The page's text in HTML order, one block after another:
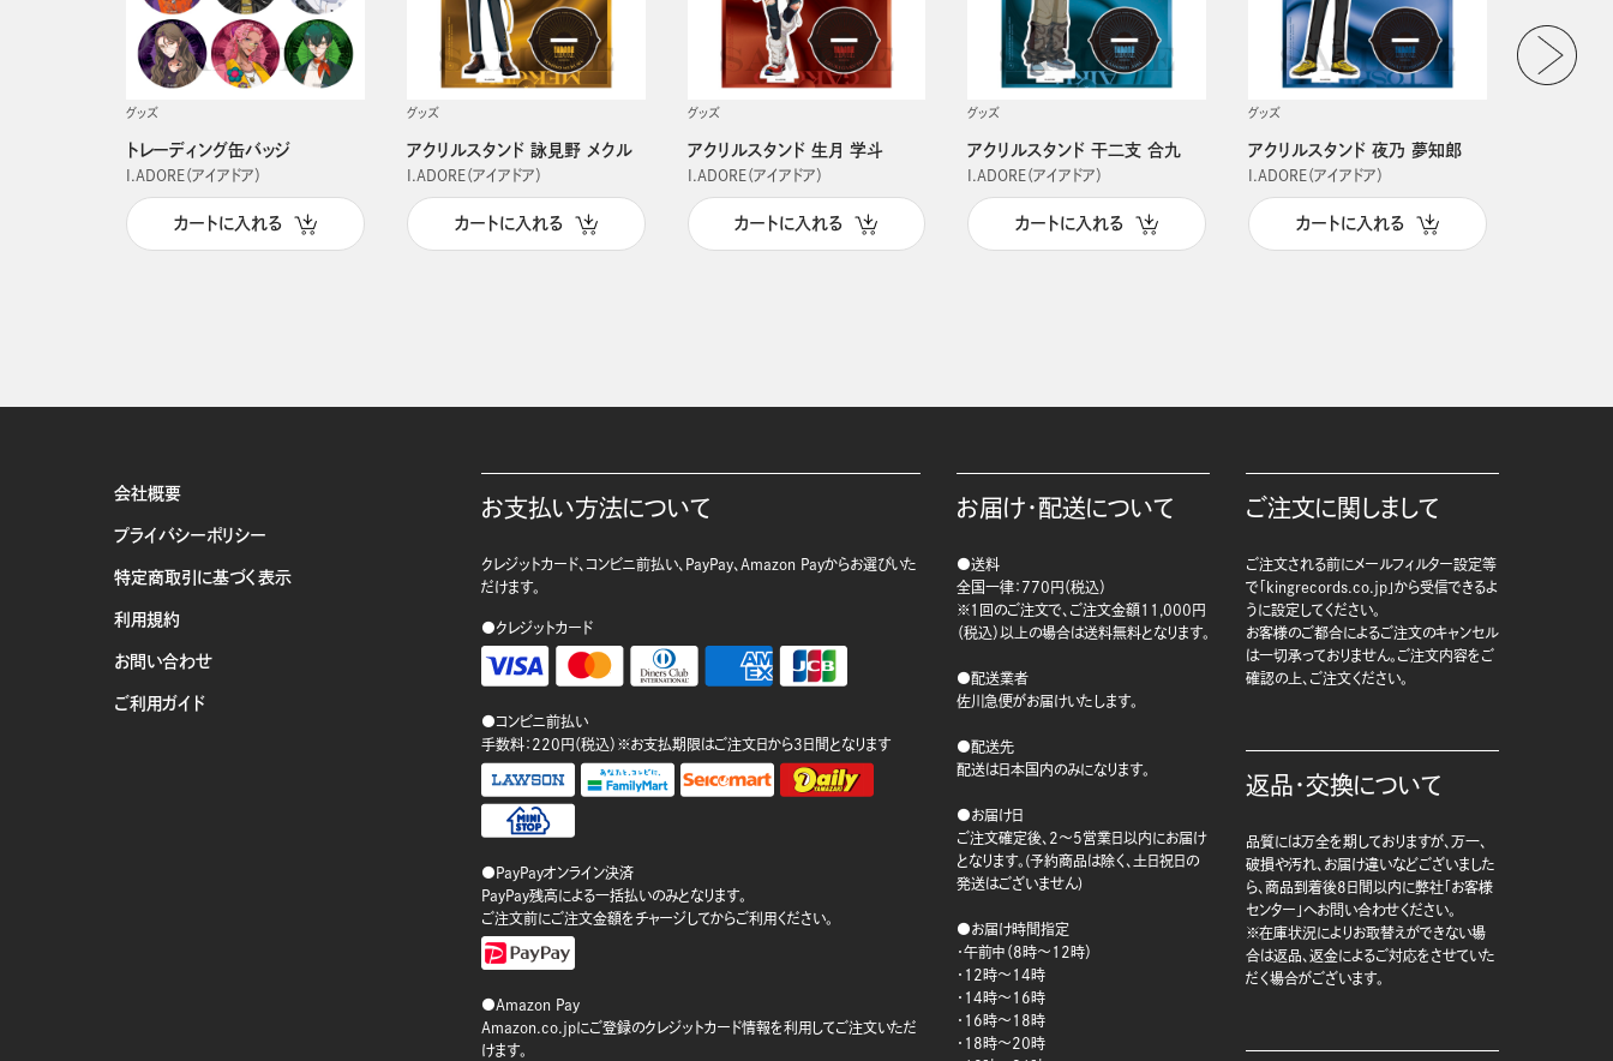
グッズ
トレーディング缶バッジ
I.ADORE（アイアドア）
カートに入れる
グッズ
アクリルスタンド 詠見野 メクル
I.ADORE（アイアドア）
カートに入れる
グッズ
アクリルスタンド 生月 学斗
I.ADORE（アイアドア）
カートに入れる
グッズ
アクリルスタンド 干二支 合九
I.ADORE（アイアドア）
カートに入れる
グッズ
アクリルスタンド 夜乃 夢知郎
I.ADORE（アイアドア）
カートに入れる
会社概要
プライバシーポリシー
特定商取引に基づく表示
利用規約
お問い合わせ
ご利用ガイド
お支払い方法について
クレジットカード、コンビニ前払い、PayPay、Amazon Payからお選びいた
だけます。
●クレジットカード
●コンビニ前払い
手数料：220円（税込）※お支払期限はご注文日から3日間となります
●PayPayオンライン決済
PayPay残高による一括払いのみとなります。
ご注文前にご注文金額をチャージしてからご利用ください。
●Amazon Pay
Amazon.co.jpにご登録のクレジットカード情報を利用してご注文いただ
けます。
お届け・配送について
●送料
全国一律：770円（税込）
※1回のご注文で、ご注文金額11,000円
（税込）以上の場合は送料無料となります。
●配送業者
佐川急便がお届けいたします。
●配送先
配送は日本国内のみになります。
●お届け日
ご注文確定後、2～5営業日以内にお届け
となります。(予約商品は除く、土日祝日の
発送はございません)
●お届け時間指定
・午前中（8時～12時）
・12時～14時
・14時～16時
・16時～18時
・18時～20時
ご注文に関しまして
ご注文される前にメールフィルター設定等
で「kingrecords.co.jp」から受信できるよ
うに設定してください。
お客様のご都合によるご注文のキャンセル
は一切承っておりません。ご注文内容をご
確認の上、ご注文ください。
返品・交換について
品質には万全を期しておりますが、万一、
破損や汚れ、お届け違いなどございました
ら、商品到着後8日間以内に弊社「お客様
センター」へお問い合わせください。
※在庫状況によりお取替えができない場
合は返品、返金によるご対応をさせていた
だく場合がございます。